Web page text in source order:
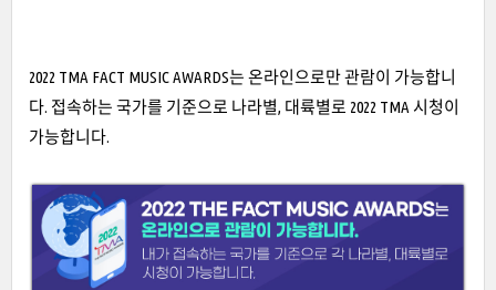
2022 TMA FACT MUSIC AWARDS는 온라인으로만 관람이 가능합니
다. 접속하는 국가를 기준으로 나라별, 대륙별로 2022 TMA 시청이
가능합니다.